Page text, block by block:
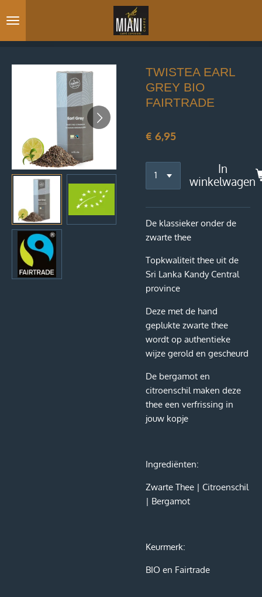
direct
naar
TWISTEA EARL
GREY BIO
FAIRTRADE
€ 6,95
In
winkelwagen
De klassieker onder de
zwarte thee
Topkwaliteit thee uit de
Sri Lanka Kandy Central
province
Deze met de hand
geplukte zwarte thee
wordt op authentieke
wijze gerold en gescheurd
De bergamot en
citroenschil maken deze
thee een verfrissing in
jouw kopje
Ingrediënten:
Zwarte Thee | Citroenschil
| Bergamot
Keurmerk:
BIO en Fairtrade